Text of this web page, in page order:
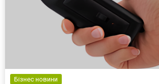
Бізнес новини